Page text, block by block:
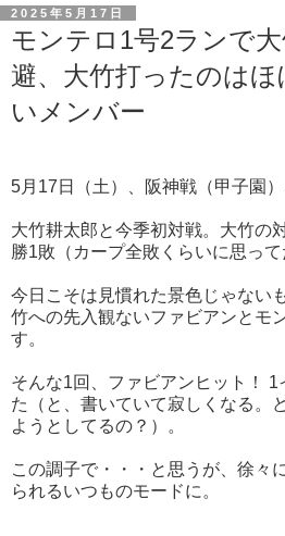
2025年5月17日
モンテロ1号2ランで
避、大竹打ったのは
いメンバー
5月17日（土）、阪神戦（甲子園
大竹耕太郎と今季初対戦。大竹の
勝1敗（カープ全敗くらいに思って
今日こそは見慣れた景色じゃない
竹への先入観ないファビアンとモ
す。
そんな1回、ファビアンヒット！
た（と、書いていて寂しくなる。
ようとしてるの？）。
この調子で・・・と思うが、徐々
られるいつものモードに。